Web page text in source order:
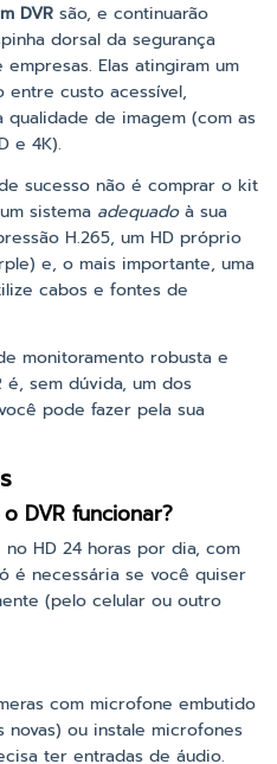
DVR são, e continuarão
dorsal da segurança
Elas atingiram um
custo acessível,
de imagem (com as
e 4K).
sucesso não é comprar o kit
sistema adequadoà sua
H.265, um HD próprio
e, o mais importante, uma
cabos e fontes de
monitoramento robusta e
é, sem dúvida, um dos
pode fazer pela sua
DVR funcionar?
no HD 24 horas por dia, com
é necessária se você quiser
(pelo celular ou outro
com microfone embutido
novas) ou instale microfones
ter entradas de áudio.